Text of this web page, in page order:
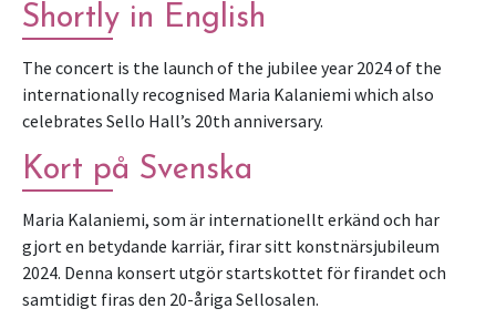
Shortly in English
The concert is the launch of the jubilee year 2024 of the
internationally recognised Maria Kalaniemi which also
celebrates Sello Hall’s 20th anniversary.
Kort på Svenska
Maria Kalaniemi, som är internationellt erkänd och har
gjort en betydande karriär, firar sitt konstnärsjubileum
2024. Denna konsert utgör startskottet för firandet och
samtidigt firas den 20-åriga Sellosalen.